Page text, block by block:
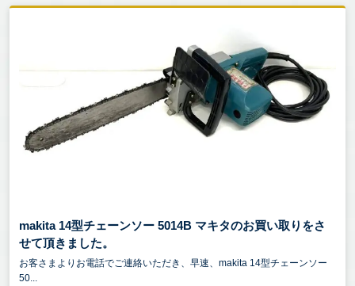
makita 14型チェーンソー 5014B マキタのお買い取りをさ
せて頂きました。
お客さまよりお電話でご連絡いただき、早速、makita 14型チェーンソー
50...